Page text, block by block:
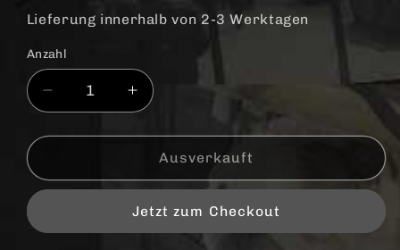
Lieferung innerhalb von 2-3 Werktagen
Anzahl
Anzahl
Verringere
die
Menge
OHL
Wille&quot;
CD
Erhöhe
die
Menge
OHL
Wille&quot;
CD
Ausverkauft
Jetzt zum Checkout